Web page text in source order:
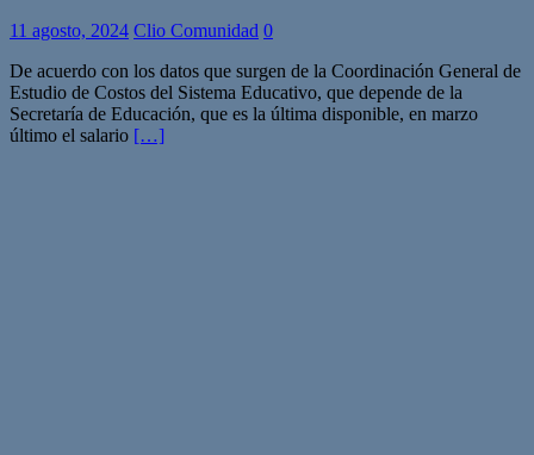
11 agosto, 2024 Clio Comunidad 0
De acuerdo con los datos que surgen de la Coordinación General de
Estudio de Costos del Sistema Educativo, que depende de la
Secretaría de Educación, que es la última disponible, en marzo
último el salario […]